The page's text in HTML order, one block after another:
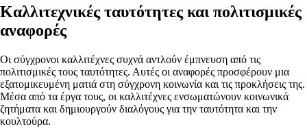
Καλλιτεχνικές ταυτότητες και πολιτισμικές
αναφορές
Οι σύγχρονοι καλλιτέχνες συχνά αντλούν έμπνευση από τις
πολιτισμικές τους ταυτότητες. Αυτές οι αναφορές προσφέρουν μια
εξατομικευμένη ματιά στη σύγχρονη κοινωνία και τις προκλήσεις της.
Μέσα από τα έργα τους, οι καλλιτέχνες ενσωματώνουν κοινωνικά
ζητήματα και δημιουργούν διαλόγους για την ταυτότητα και την
κουλτούρα.